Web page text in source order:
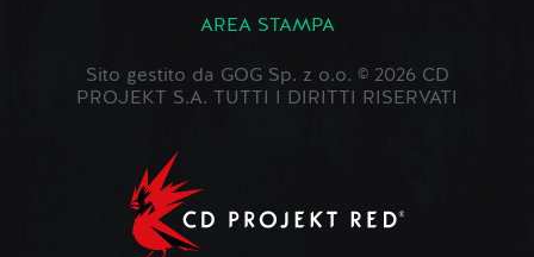
AREA STAMPA
Sito gestito da GOG Sp. z o.o. © 2026 CD
PROJEKT S.A. TUTTI I DIRITTI RISERVATI